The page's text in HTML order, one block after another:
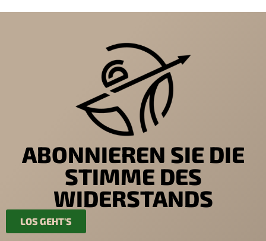
ABONNIEREN SIE DIE
STIMME DES
WIDERSTANDS
LOS GEHT'S